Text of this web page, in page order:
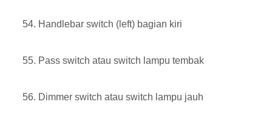
Handlebar switch (left) bagian kiri
Pass switch atau switch lampu tembak
Dimmer switch atau switch lampu jauh